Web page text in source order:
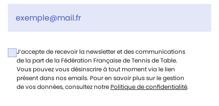
J’accepte de recevoir la newsletter et des communications
de la part de la Fédération Française de Tennis de Table.
Vous pouvez vous désinscrire à tout moment via le lien
présent dans nos emails. Pour en savoir plus sur le gestion
de vos données, consultez notre Politique de confidentialité.